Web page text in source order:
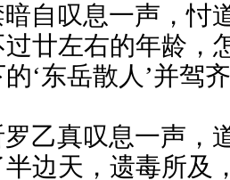
自叹息一声，忖
廿左右的年龄，
‘东岳散人’并驾
乙真叹息一声，
半边天，遗毒所及